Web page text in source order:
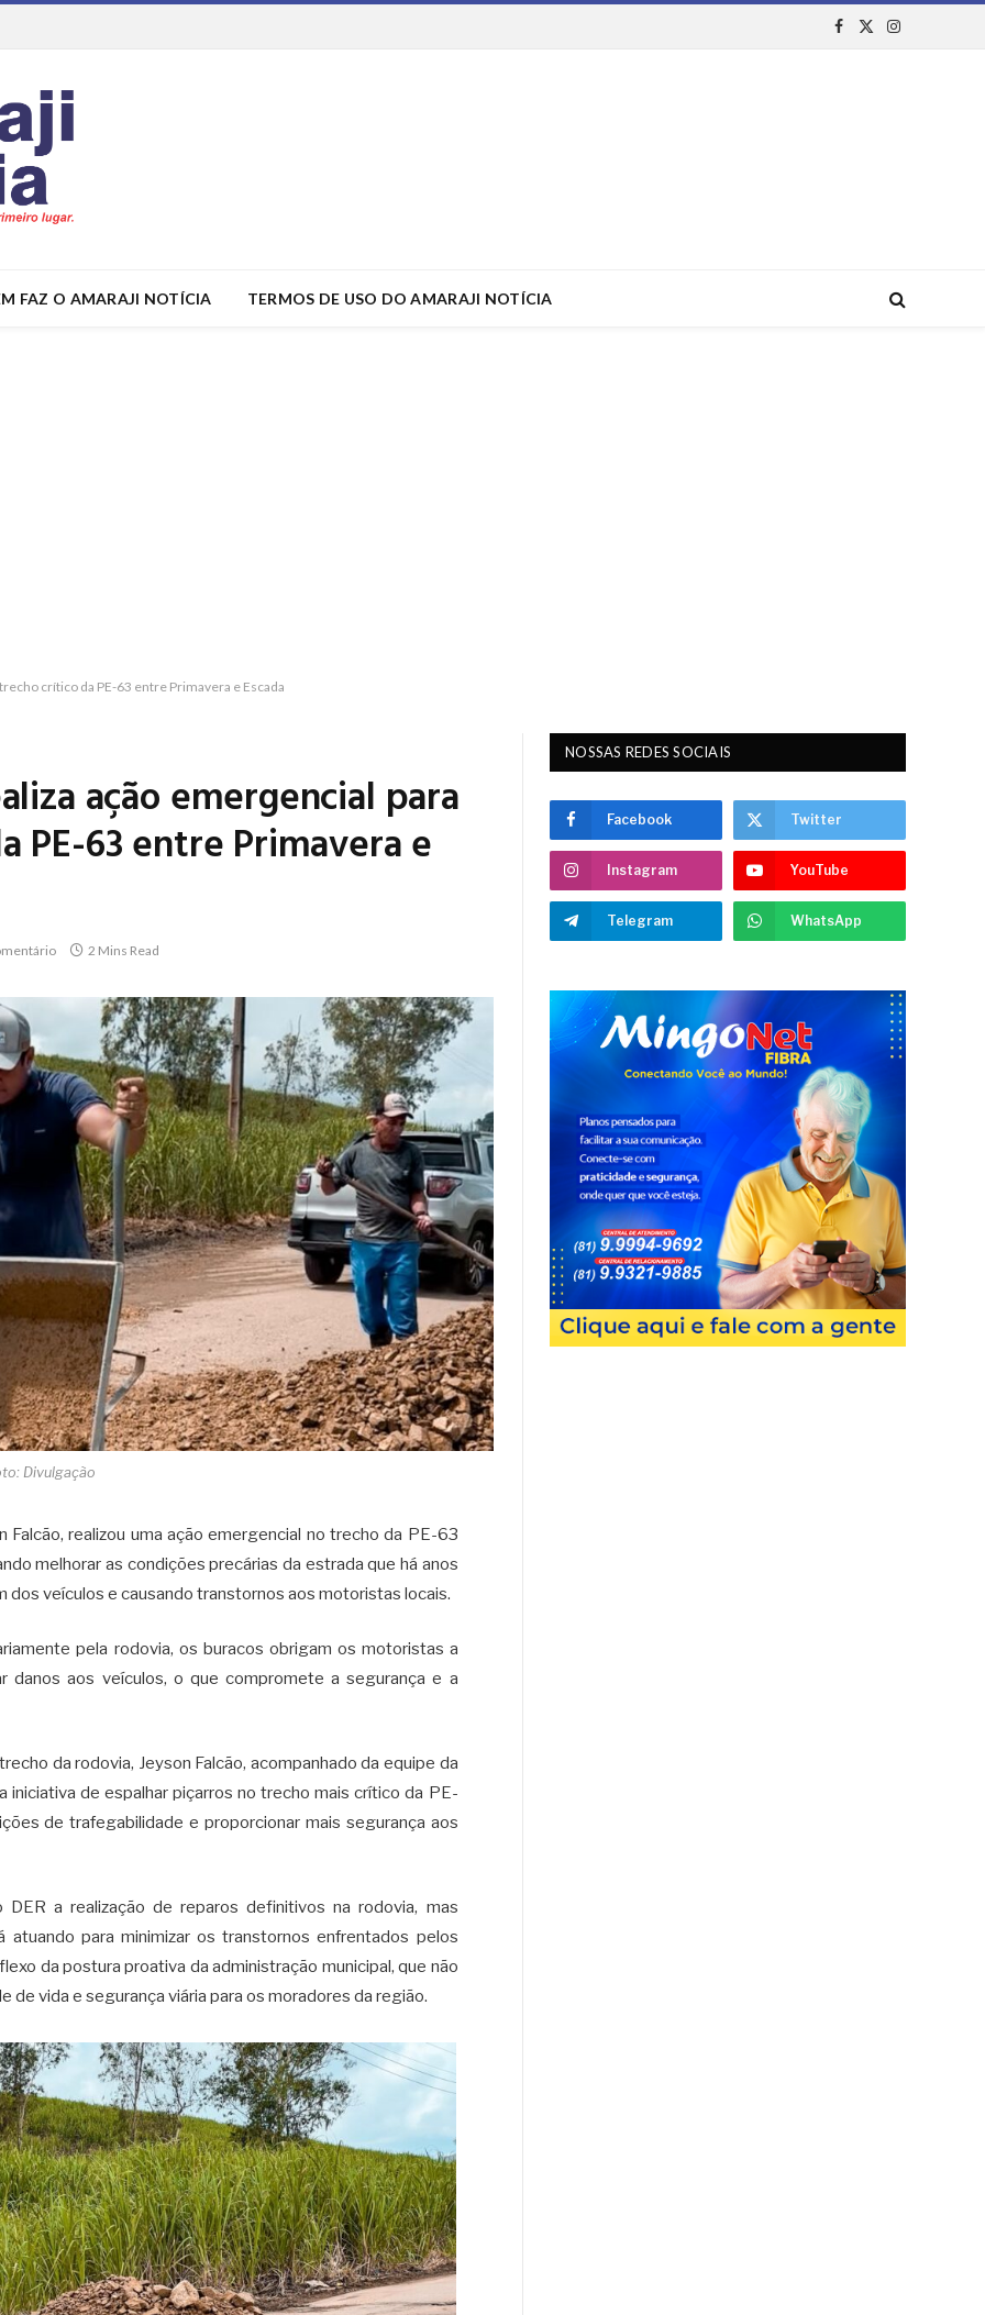
Facebook
X
Instagram
FAZ O AMARAJI NOTÍCIA TERMOS DE USO DO AMARAJI NOTÍCIA
crítico da PE-63 entre Primavera e Escada
ação emergencial para
63 entre Primavera e
2 Mins Read
Divulgação
realizou uma ação emergencial no trecho da PE-63
melhorar as condições precárias da estrada que há anos
veículos e causando transtornos aos motoristas locais.
pela rodovia, os buracos obrigam os motoristas a
danos aos veículos, o que compromete a segurança e a
da rodovia, Jeyson Falcão, acompanhado da equipe da
de espalhar piçarros no trecho mais crítico da PE-
de trafegabilidade e proporcionar mais segurança aos
a realização de reparos definitivos na rodovia, mas
para minimizar os transtornos enfrentados pelos
da postura proativa da administração municipal, que não
vida e segurança viária para os moradores da região.
NOSSAS REDES SOCIAIS
Facebook Twitter
Instagram YouTube
Telegram WhatsApp